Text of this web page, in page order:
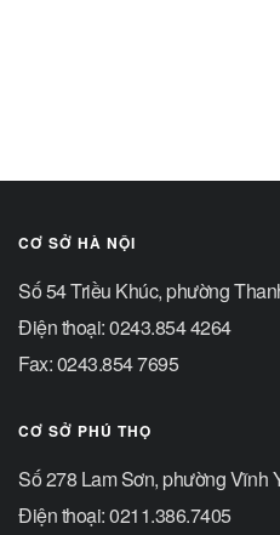
CƠ SỞ HÀ NỘI
Số 54 Triều Khúc, phường
Điện thoại: 0243.854 4264
Fax: 0243.854 7695
CƠ SỞ PHÚ THỌ
Số 278 Lam Sơn, phường Vĩnh
Điện thoại: 0211.386.7405